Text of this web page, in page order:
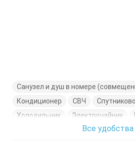
Санузел и душ в номере
Кондиционер
СВЧ
Холодильник
Электрочайник
Кресло-кровать
Все удобства